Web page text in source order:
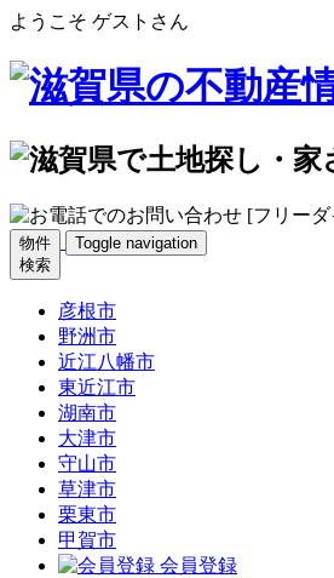
ようこそ ゲストさん
物件
検索
Toggle navigation
彦根市
野洲市
近江八幡市
東近江市
湖南市
大津市
守山市
草津市
栗東市
甲賀市
会員登録